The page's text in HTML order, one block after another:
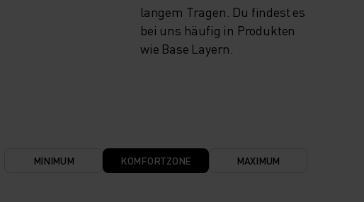
langem Tragen. Du findest es
bei uns häufig in Produkten
wie Base Layern.
MINIMUM KOMFORTZONE MAXIMUM